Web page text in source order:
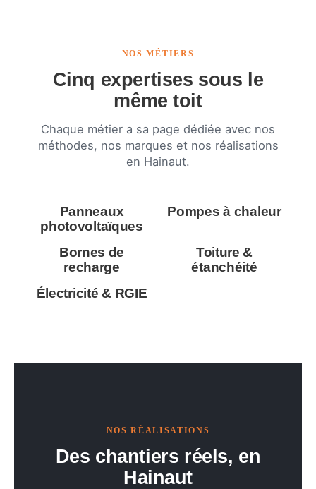
NOS MÉTIERS
Cinq expertises sous le
même toit
Chaque métier a sa page dédiée avec nos
méthodes, nos marques et nos réalisations
en Hainaut.
Panneaux
photovoltaïques
Pompes à chaleur
Bornes de
recharge
Toiture &
étanchéité
Électricité & RGIE
NOS RÉALISATIONS
Des chantiers réels, en
Hainaut